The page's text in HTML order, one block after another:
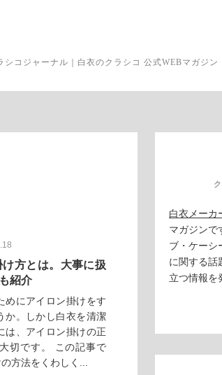
シコジャーナル｜白衣のクラシコ 公式WEBマガジン
方とは。大事に扱
紹介
めにアイロン掛けをす
か。しかし白衣を清潔
は、アイロン掛けの正
切です。 この記事で
方法をくわしく...
白衣メーカ
マガジンで
ブ・ケーシ
に関する話
立つ情報を